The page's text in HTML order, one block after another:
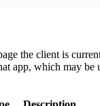
the client is
app, which may be